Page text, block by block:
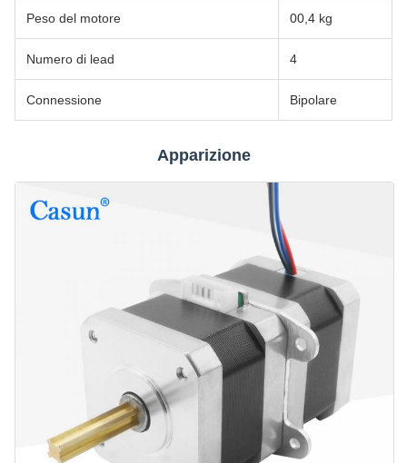
Peso del motore 00,4 kg
Numero di lead 4
Connessione Bipolare
Apparizione